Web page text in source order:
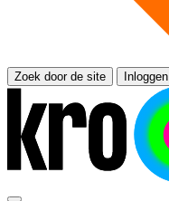
Zoek door de site Inloggen